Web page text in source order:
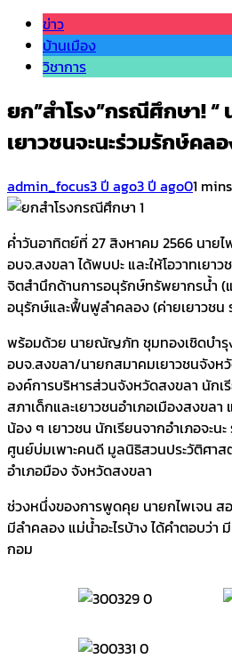
ข่าว
บ้านเมือง
วิชาการ
ยก”สำโรง”กรณีศึกษา! “
เยาวชนจะนะร่วมรักษ์คล
admin_focus3 ปี ago3 ปี ago01 mins
ค่ำวันอาทิตย์ที่ 27 สิงหาคม 2566 นาย
อบจ.สงขลา ได้พบปะ และให้โอวาทเยาว
จิตสำนึกด้านการอนุรักษ์ทรัพยากรน้ำ (
อนุรักษ์และฟื้นฟูลำคลอง (ค่ายเยาวชน
พร้อมด้วย นายณัญภัท ชุมทองเชิดบำรุ
อบจ.สงขลา/นายกสมาคมเยาวชนจัง
องค์การบริหารส่วนจังหวัดสงขลา นักเ
สภาเด็กและเยาวชนอำเภอเมืองสงขล
น้อง ๆ เยาวชน นักเรียนจากอำเภอจะ
ศูนย์บ่มเพาะคนดี มูลนิธิสวนประวัติศา
อำเภอมือง จังหวัดสงขลา
ช่วงหนึ่งของการพูดคุย นายกไพเจน ส
มีลำคลอง แม่น้ำอะไรบ้าง ได้คำตอบว่
กอม